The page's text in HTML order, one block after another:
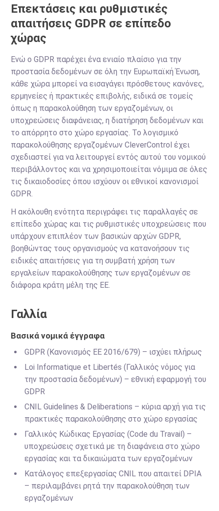
Επεκτάσεις και ρυθμιστικές
απαιτήσεις GDPR σε επίπεδο
χώρας
Ενώ ο GDPR παρέχει ένα ενιαίο πλαίσιο για την
προστασία δεδομένων σε όλη την Ευρωπαϊκή Ένωση,
κάθε χώρα μπορεί να εισαγάγει πρόσθετους κανόνες,
ερμηνείες ή πρακτικές επιβολής, ειδικά σε τομείς
όπως η παρακολούθηση των εργαζομένων, οι
υποχρεώσεις διαφάνειας, η διατήρηση δεδομένων και
το απόρρητο στο χώρο εργασίας. Το λογισμικό
παρακολούθησης εργαζομένων CleverControl έχει
σχεδιαστεί για να λειτουργεί εντός αυτού του νομικού
περιβάλλοντος και να χρησιμοποιείται νόμιμα σε όλες
τις δικαιοδοσίες όπου ισχύουν οι εθνικοί κανονισμοί
GDPR.
Η ακόλουθη ενότητα περιγράφει τις παραλλαγές σε
επίπεδο χώρας και τις ρυθμιστικές υποχρεώσεις που
υπάρχουν επιπλέον των βασικών αρχών GDPR,
βοηθώντας τους οργανισμούς να κατανοήσουν τις
ειδικές απαιτήσεις για τη συμβατή χρήση των
εργαλείων παρακολούθησης των εργαζομένων σε
διάφορα κράτη μέλη της ΕΕ.
Γαλλία
Βασικά νομικά έγγραφα
GDPR (Κανονισμός ΕΕ 2016/679) – ισχύει πλήρως
Loi Informatique et Libertés (Γαλλικός νόμος για
την προστασία δεδομένων) – εθνική εφαρμογή του
GDPR
CNIL Guidelines & Deliberations – κύρια αρχή για τις
πρακτικές παρακολούθησης στο χώρο εργασίας
Γαλλικός Κώδικας Εργασίας (Code du Travail) –
υποχρεώσεις σχετικά με τη διαφάνεια στο χώρο
εργασίας και τα δικαιώματα των εργαζομένων
Κατάλογος επεξεργασίας CNIL που απαιτεί DPIA
– περιλαμβάνει ρητά την παρακολούθηση των
εργαζομένων